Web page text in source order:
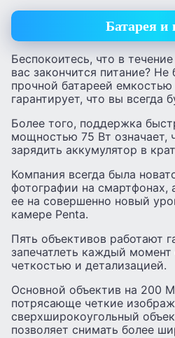
Батарея и
Беспокоитесь, что в
вас закончится питание? Не
прочной батареей
гарантирует, что вы всегда
Более того, поддержка
мощностью 75 Вт означает,
зарядить аккумулятор в
Компания всегда была
фотографии на смартфонах,
ее на совершенно новый
камере Penta.
Пять объективов работают
запечатлеть каждый момент
четкостью и детализацией.
Основной объектив на 200
потрясающе четкие
сверхширокоугольный
позволяет снимать более